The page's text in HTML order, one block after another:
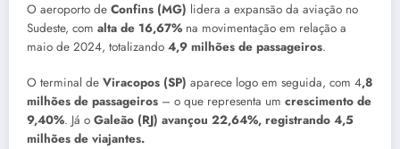
O aeroporto de Confins (MG) lidera a expansão da aviação no
Sudeste, com alta de 16,67% na movimentação em relação a
maio de 2024, totalizando 4,9 milhões de passageiros.
O terminal de Viracopos (SP) aparece logo em seguida, com 4,8
milhões de passageiros – o que representa um crescimento de
9,40%. Já o Galeão (RJ) avançou 22,64%, registrando 4,5
milhões de viajantes.